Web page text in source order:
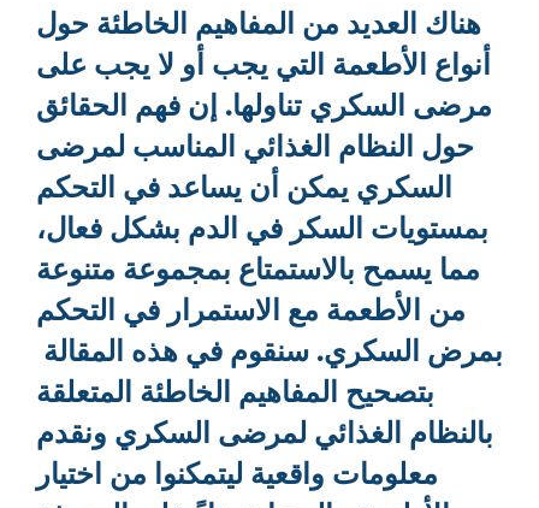
هناك العديد من المفاهيم الخاطئة حول
أنواع الأطعمة التي يجب أو لا يجب على
مرضى السكري تناولها. إن فهم الحقائق
حول النظام الغذائي المناسب لمرضى
السكري يمكن أن يساعد في التحكم
بمستويات السكر في الدم بشكل فعال،
مما يسمح بالاستمتاع بمجموعة متنوعة
من الأطعمة مع الاستمرار في التحكم
بمرض السكري. سنقوم في هذه المقالة
بتصحيح المفاهيم الخاطئة المتعلقة
بالنظام الغذائي لمرضى السكري ونقدم
معلومات واقعية ليتمكنوا من اختيار